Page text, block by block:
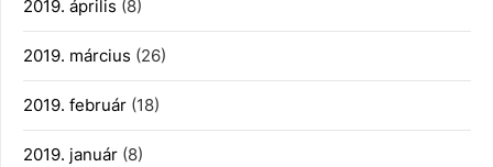
2019. április (8)
2019. március (26)
2019. február (18)
2019. január (8)